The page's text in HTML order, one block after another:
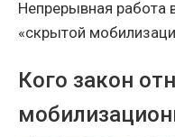
Непрерывная работа
«скрытой
Кого закон